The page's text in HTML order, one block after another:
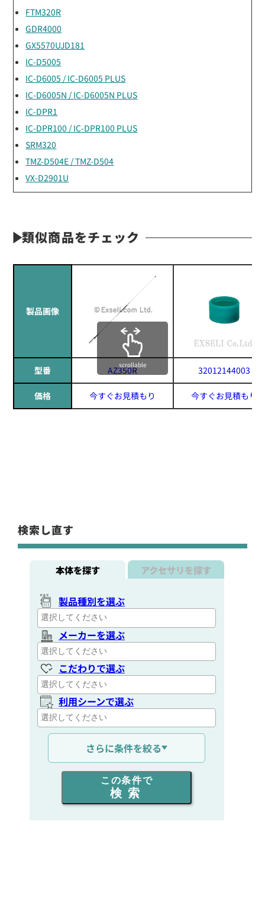
FTM320R
GDR4000
GX5570UJD181
IC-D5005
IC-D6005 / IC-D6005 PLUS
IC-D6005N / IC-D6005N PLUS
IC-DPR1
IC-DPR100 / IC-DPR100 PLUS
SRM320
TMZ-D504E / TMZ-D504
VX-D2901U
類似商品をチェック
製品画像
型番 AZ350R 32012144003
価格 今すぐお見積もり 今すぐお見積もり
scrollable
検索し直す
本体を探す アクセサリを探す
製品種別を選ぶ
メーカーを選ぶ
こだわりで選ぶ
利用シーンで選ぶ
通信距離を選ぶ
出力を選ぶ
同時通話人数を選ぶ
さらに条件を絞る
この条件で
検索